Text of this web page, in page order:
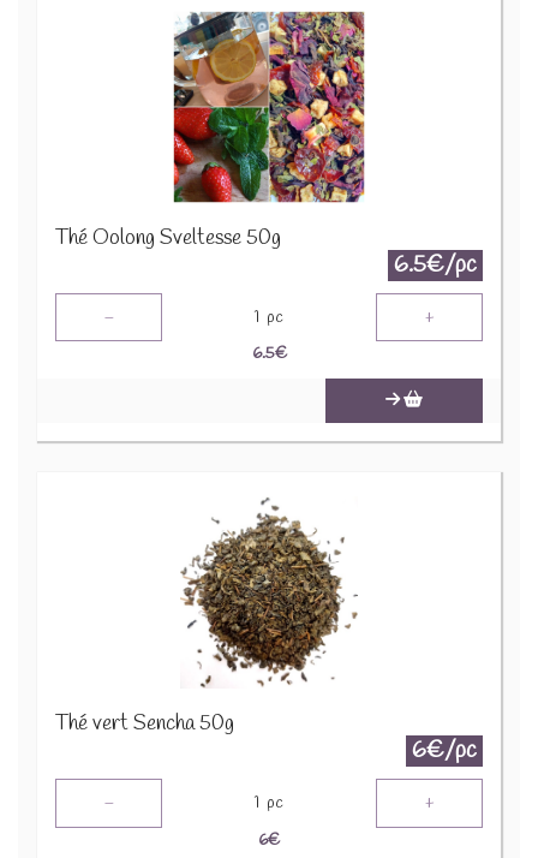
Thé Oolong Sveltesse 50g
6.5€/pc
- 1 pc +
6.5€
Thé vert Sencha 50g
6€/pc
- 1 pc +
6€